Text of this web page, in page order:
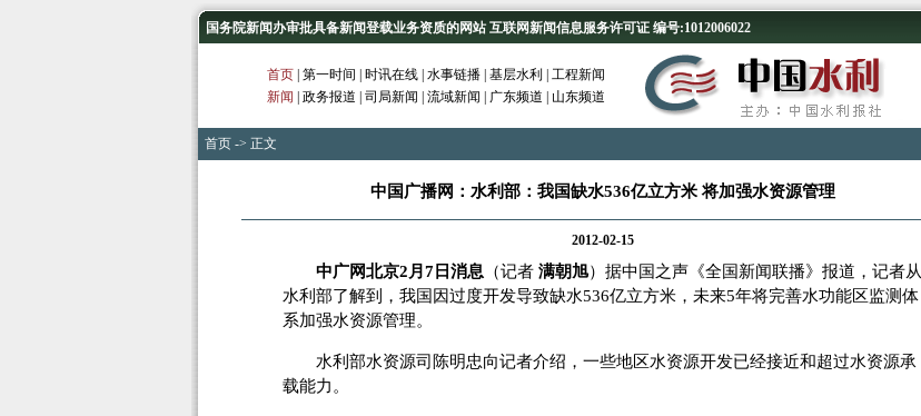
国务院新闻办审批具备新闻登载业务资质的网站 互联网新闻信息服务许可证 编号:1012006022
首页 第一时间 时讯在线 水事链播 基层水利
工程新闻
新闻
政务报道 司局新闻 流域新闻 广东频道 山东频道
首页 -> 正文
中国广播网：水利部：我国缺水536亿立方米 将加强水资源管理
2012-02-15
中广网北京2月7日消息 （记者 满朝旭）据中国之声《全国新闻联播》报道，记者从
水利部了解到，我国因过度开发导致缺水536亿立方米，未来5年将完善水功能区监测体
系加强水资源管理。
水利部水资源司陈明忠向记者介绍，一些地区水资源开发已经接近和超过水资源承
载能力。